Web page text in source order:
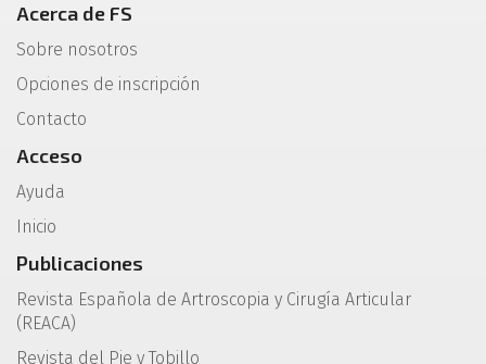
Acerca de FS
Sobre nosotros
Opciones de inscripción
Contacto
Acceso
Ayuda
Inicio
Publicaciones
Revista Española de Artroscopia y Cirugía Articular
(REACA)
Revista del Pie y Tobillo